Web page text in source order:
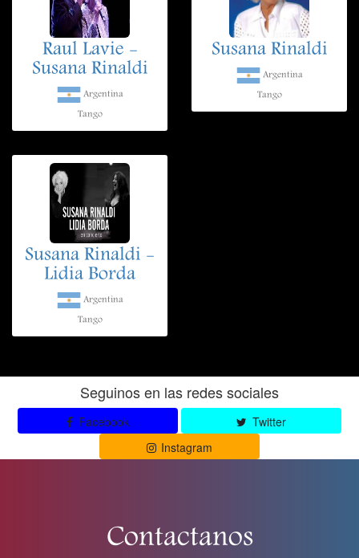
Raul Lavie -
Susana Rinaldi
Argentina
Tango
Susana Rinaldi
Argentina
Tango
Susana Rinaldi -
Lidia Borda
Argentina
Tango
Seguinos en las redes sociales
Facebook
Twitter
Instagram
Contactanos